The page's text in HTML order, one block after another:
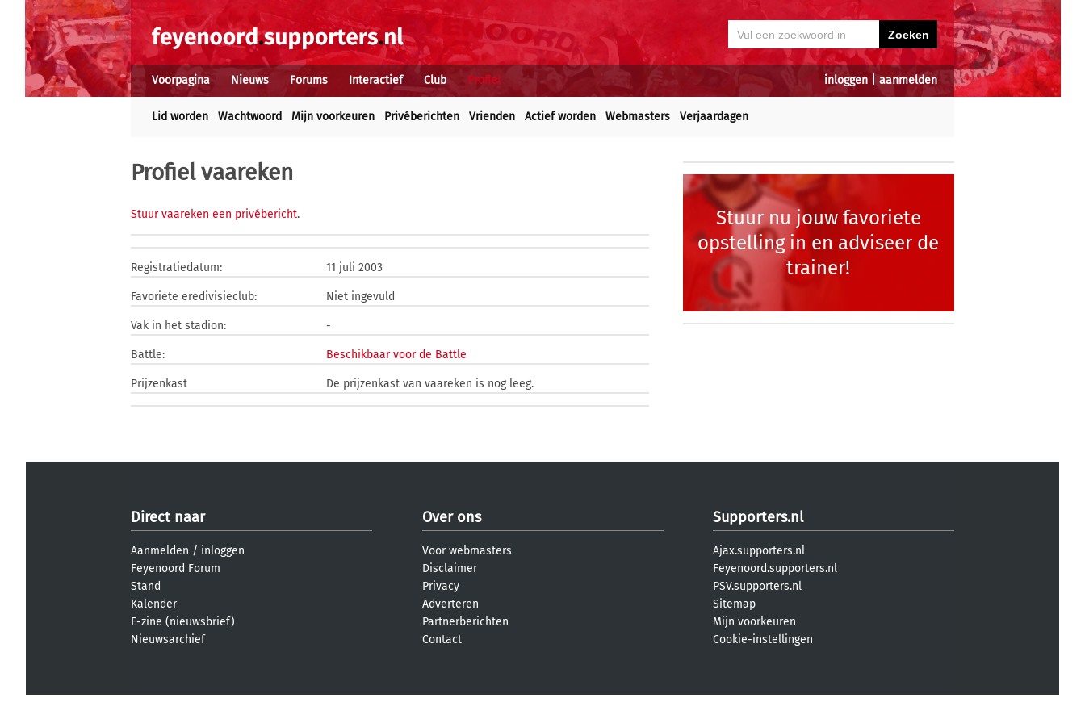
inloggen aanmelden
Voorpagina Nieuws Forums Interactief Club Profiel
Lid worden Wachtwoord Mijn voorkeuren Privéberichten Vrienden Actief worden Webmasters Verjaardagen
Profiel vaareken
Stuur vaareken een privébericht.
Registratiedatum: 11 juli 2003
Favoriete eredivisieclub: Niet ingevuld
Vak in het stadion: -
Battle: Beschikbaar voor de Battle
Prijzenkast De prijzenkast van vaareken is nog leeg.
Stuur nu jouw favoriete
opstelling in en adviseer de
trainer!
Direct naar
Aanmelden / inloggen
Feyenoord Forum
Stand
Kalender
E-zine (nieuwsbrief)
Nieuwsarchief
Over ons
Voor webmasters
Disclaimer
Privacy
Adverteren
Partnerberichten
Contact
Supporters.nl
Ajax.supporters.nl
Feyenoord.supporters.nl
PSV.supporters.nl
Sitemap
Mijn voorkeuren
Cookie-instellingen